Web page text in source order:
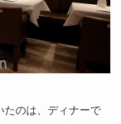
たのは、ディナーで